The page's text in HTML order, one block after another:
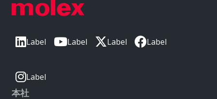
Label Label Label Label
Label
本社